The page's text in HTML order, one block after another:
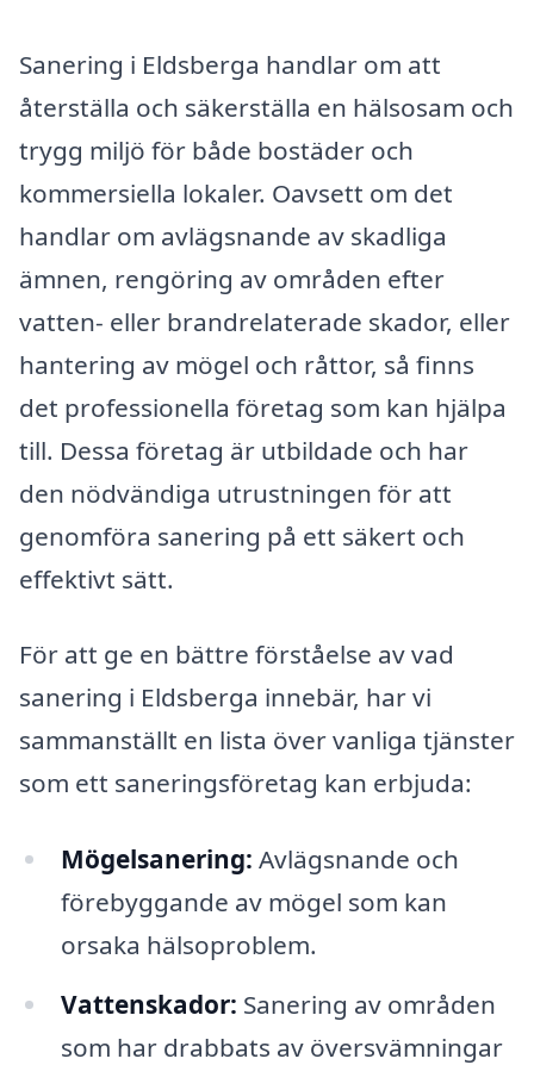
Sanering i Eldsberga handlar om att
återställa och säkerställa en hälsosam och
trygg miljö för både bostäder och
kommersiella lokaler. Oavsett om det
handlar om avlägsnande av skadliga
ämnen, rengöring av områden efter
vatten- eller brandrelaterade skador, eller
hantering av mögel och råttor, så finns
det professionella företag som kan hjälpa
till. Dessa företag är utbildade och har
den nödvändiga utrustningen för att
genomföra sanering på ett säkert och
effektivt sätt.
För att ge en bättre förståelse av vad
sanering i Eldsberga innebär, har vi
sammanställt en lista över vanliga tjänster
som ett saneringsföretag kan erbjuda:
Mögelsanering: Avlägsnande och
förebyggande av mögel som kan
orsaka hälsoproblem.
Vattenskador: Sanering av områden
som har drabbats av översvämningar